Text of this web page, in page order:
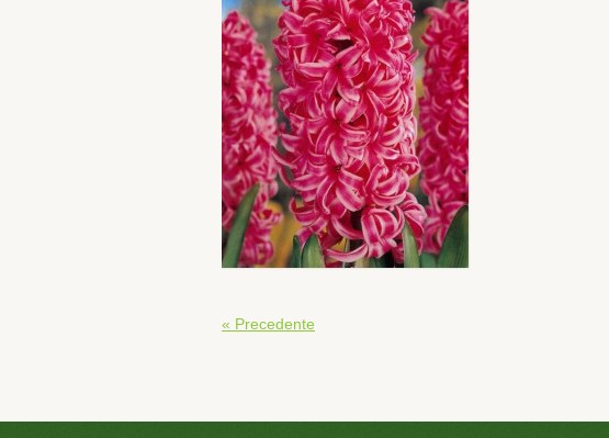
« Precedente